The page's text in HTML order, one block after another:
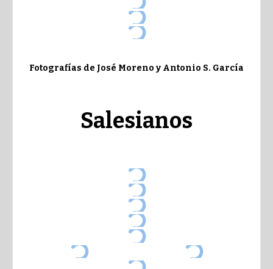
Fotografías de José Moreno y Antonio S. García
Salesianos